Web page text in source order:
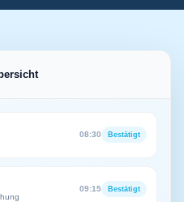
08:30 Bestätigt
09:15 Bestätigt